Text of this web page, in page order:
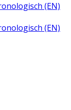
(EN)
(EN)